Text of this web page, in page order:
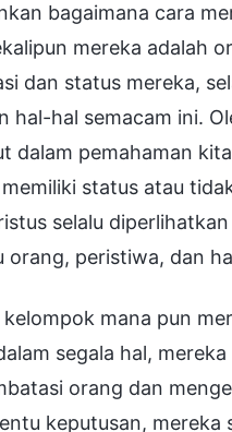
bagaimana cara
mereka adalah
dan status mereka,
hal-hal semacam ini.
dalam pemahaman
status atau
selalu
peristiwa, dan
mana pun
segala hal, mereka
orang dan
keputusan, mereka